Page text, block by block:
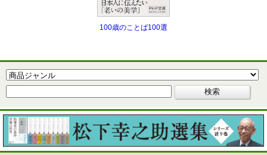
100歳のことば100選